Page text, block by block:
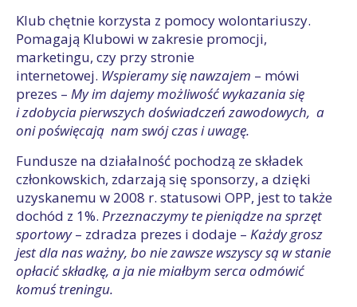
Klub chętnie korzysta z pomocy wolontariuszy.
Pomagają Klubowi w zakresie promocji,
marketingu, czy przy stronie
internetowej. Wspieramy się nawzajem – mówi
prezes – My im dajemy możliwość wykazania się
i zdobycia pierwszych doświadczeń zawodowych, a
oni poświęcają nam swój czas i uwagę.
Fundusze na działalność pochodzą ze składek
członkowskich, zdarzają się sponsorzy, a dzięki
uzyskanemu w 2008 r. statusowi OPP, jest to także
dochód z 1%. Przeznaczymy te pieniądze na sprzęt
sportowy– zdradza prezes i dodaje – Każdy grosz
jest dla nas ważny, bo nie zawsze wszyscy są w stanie
opłacić składkę, a ja nie miałbym serca odmówić
komuś treningu.